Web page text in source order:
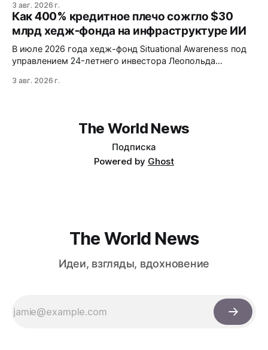
1M токенов. При типичной агентной нагрузке модель
обходится в $0,0096 за запуск против $0,7324 у Claude
Opus 4.8, но уступает в задачах с vision и comp…
3 авг. 2026 г.
Как 400% кредитное плечо сожгло $30
млрд хедж-фонда на инфраструктуре ИИ
В июле 2026 года хедж-фонд Situational Awareness под
управлением 24-летнего инвестора Леопольда
потеряв $30 млрд за месяц. Причина — маржин-коллы
3 авг. 2026 г.
The World News
Подписка
Powered by Ghost
The World News
Идеи, взгляды, вдохновение